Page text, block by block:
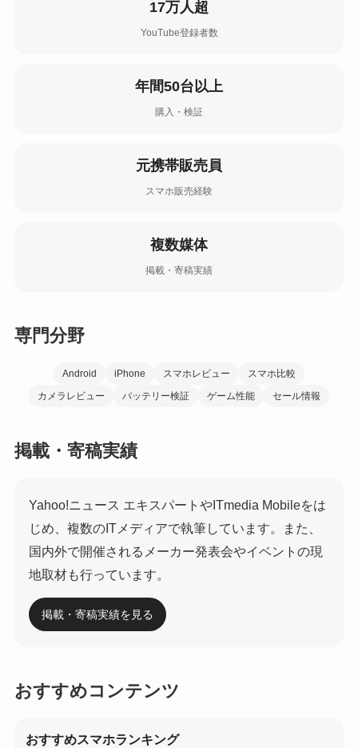
17万人超
YouTube登録者数
年間50台以上
購入・検証
元携帯販売員
スマホ販売経験
複数媒体
掲載・寄稿実績
専門分野
Android iPhone スマホレビュー
スマホ比較
カメラレビュー
バッテリー検証 ゲーム性能 セール情報
掲載・寄稿実績
Yahoo!ニュース エキスパートやITmedia Mobileをは
じめ、複数のITメディアで執筆しています。また、
国内外で開催されるメーカー発表会やイベントの現
地取材も行っています。
掲載・寄稿実績を見る
おすすめコンテンツ
おすすめスマホランキング